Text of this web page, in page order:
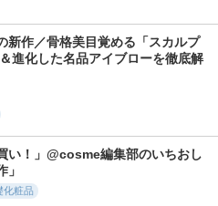
ヒロインメイク
6004件
ールウォ
5.2
6344件
新作／骨格美目覚める「スカルプ
進化した名品アイブローを徹底解
い！」@cosme編集部のいちおし
」
化粧品